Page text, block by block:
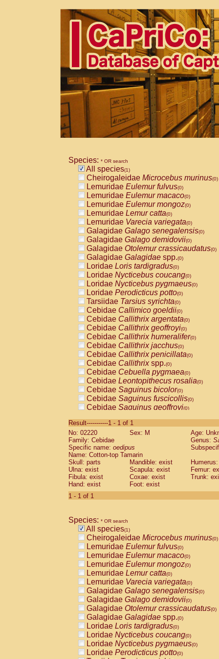
Species: * OR search
All species(1)
Cheirogaleidae Microcebus murinus(0)
Lemuridae Eulemur fulvus(0)
Lemuridae Eulemur macaco(0)
Lemuridae Eulemur mongoz(0)
Lemuridae Lemur catta(0)
Lemuridae Varecia variegata(0)
Galagidae Galago senegalensis(0)
Galagidae Galago demidovii(0)
Galagidae Otolemur crassicaudatus(0)
Galagidae Galagidae spp.(0)
Loridae Loris tardigradus(0)
Loridae Nycticebus coucang(0)
Loridae Nycticebus pygmaeus(0)
Loridae Perodicticus potto(0)
Tarsiidae Tarsius syrichta(0)
Cebidae Callimico goeldii(0)
Cebidae Callithrix argentata(0)
Cebidae Callithrix geoffroyi(0)
Cebidae Callithrix humeralifer(0)
Cebidae Callithrix jacchus(0)
Cebidae Callithrix penicillata(0)
Cebidae Callithrixspp.(0)
Cebidae Cebuella pygmaea(0)
Cebidae Leontopithecus rosalia(0)
Cebidae Saguinus bicolor(0)
Cebidae Saguinus fuscicollis(0)
Cebidae Saguinus geoffroyi(0)
CebidaeSaguinus labiatus(0)
Cebidae Saguinus leucopus (0)
Cebidae
CebidaeSaguinus mystax
Cebidae Saguinus nigricollis (0)
Cebidae Saguinus oedipus
Cebidae Saguinus weddelli
Cebidae Saguinusspp.
Cebidae
CebidaeCebus capucinus
CebidaeCebus nigrivittatus
CebidaeCebus spp.(0)
CebidaeSaimiri boliviensis(0)
CebidaeSaimiri sciureus(0)
AtelidaeAlouatta caraya(0)
AtelidaeAlouatta fusca(0)
AtelidaeAlouatta seniculus(0)
AtelidaeAlouattaspp.(0)
AtelidaeAteles belzebuth(0)
AtelidaeAteles geoffroyi(0)
AtelidaeAteles paniscus(0)
AtelidaeAtelesspp.(0)
AtelidaeLagothrix lagothricha(0)
AtelidaeLagothrix lagothricha cana
PitheciidaeCacajao calvus
Result-----------1 - 1 of 1
No: 02220
Sex: M
Age:
Family: Cebidae
Genus:
Specific name: oedipus
Name: Cotton-top Tamarin
Skull: parts
Mandible: exist
Ulna: exist
Scapula: exist
Femur:
Fibula: exist
Coxae: exist
Trunk:
Hand: exist
Foot: exist
1 - 1 of 1
Species: * OR search
All species(1)
Cheirogaleidae Microcebus murinus(0)
Lemuridae Eulemur fulvus(0)
Lemuridae Eulemur macaco(0)
Lemuridae Eulemur mongoz(0)
Lemuridae Lemur catta(0)
Lemuridae Varecia variegata(0)
Galagidae Galago senegalensis(0)
Galagidae Galago demidovii(0)
Galagidae Otolemur crassicaudatus(0)
Galagidae Galagidae spp.(0)
Loridae Loris tardigradus(0)
Loridae Nycticebus coucang(0)
Loridae Nycticebus pygmaeus(0)
Loridae Perodicticus potto(0)